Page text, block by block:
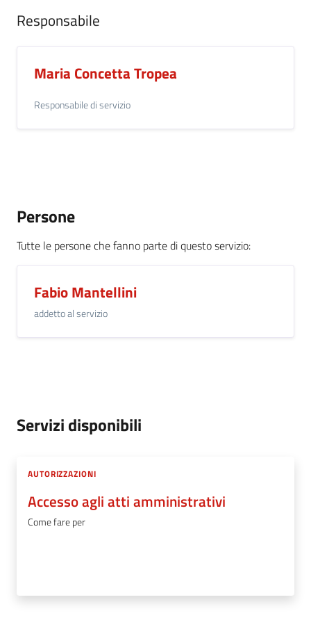
Responsabile
Maria Concetta Tropea
Responsabile di servizio
Persone
Tutte le persone che fanno parte di questo servizio:
Fabio Mantellini
addetto al servizio
Servizi disponibili
AUTORIZZAZIONI
Accesso agli atti amministrativi
Come fare per